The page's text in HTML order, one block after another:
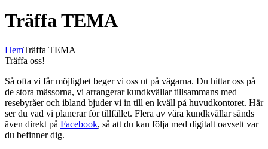
Träffa TEMA
HemTräffa TEMA
Träffa oss!
Så ofta vi får möjlighet beger vi oss ut på vägarna. Du hittar oss på
de stora mässorna, vi arrangerar kundkvällar tillsammans med
resebyråer och ibland bjuder vi in till en kväll på huvudkontoret. Här
ser du vad vi planerar för tillfället. Flera av våra kundkvällar sänds
även direkt på Facebook, så att du kan följa med digitalt oavsett var
du befinner dig.